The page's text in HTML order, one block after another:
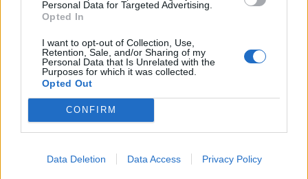
Personal Data for Targeted Advertising.
Opted In
I want to opt-out of Collection, Use,
Retention, Sale, and/or Sharing of my
Personal Data that Is Unrelated with the
Purposes for which it was collected.
Opted Out
CONFIRM
Data Deletion Data Access Privacy Policy
Klaipėda
Kviečia pasinaudoti
papildomu priėmimu – dar
liko ir valstybės
finansuojamų vietų
Klaipėda